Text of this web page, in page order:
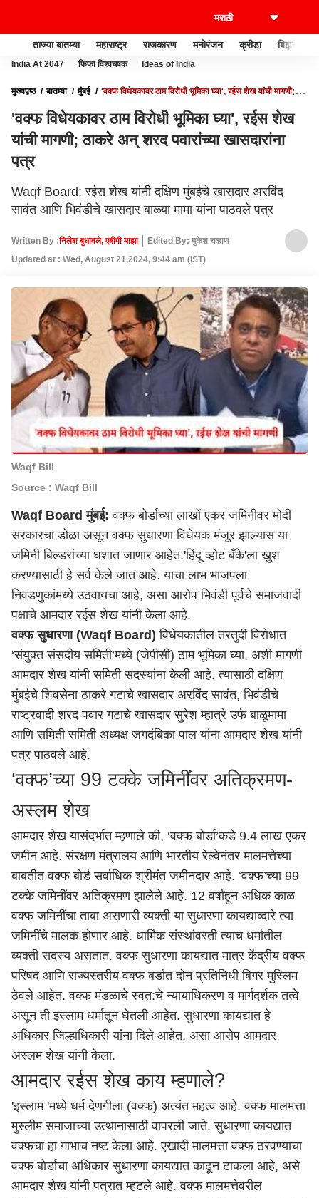
ताज्या बातम्या महाराष्ट्र राजकारण मनोरंजन क्रीडा बिझनेस
India At 2047 फिफा विश्वचषक Ideas of India
मुख्यपृष्ठ बातम्या मुंबई
'वक्फ विधेयकावर ठाम विरोधी भूमिका घ्या', रईस शेख यांची मागणी;
'वक्फ विधेयकावर ठाम विरोधी भूमिका घ्या', रईस शेख
यांची मागणी; ठाकरे अन् शरद पवारांच्या खासदारांना
पत्र
Waqf Board: रईस शेख यांनी दक्षिण मुंबईचे खासदार अरविंद
सावंत आणि भिवंडीचे खासदार बाळ्या मामा यांना पाठवले पत्र
Written By :निलेश बुधावले, एबीपी माझा
Edited By: मुकेश चव्हाण
Updated at : Wed, August 21,2024, 9:44 am (IST)
Waqf Bill
Source : Waqf Bill
Waqf Board मुंबई: वक्फ बोर्डाच्या लाखों एकर जमिनीवर मोदी
सरकारचा डोळा असून वक्फ सुधारणा विधेयक मंजूर झाल्यास या
जमिनी बिल्डरांच्या घशात जाणार आहेत.'हिंदू व्होट बँके'ला खुश
करण्यासाठी हे सर्व केले जात आहे. याचा लाभ भाजपला
निवडणुकांमध्ये उठवायचा आहे, असा आरोप भिवंडी पूर्वचे समाजवादी
पक्षाचे आमदार रईस शेख यांनी केला आहे.
वक्फ सुधारणा (Waqf Board) विधेयकातील तरतुदी विरोधात
‘संयुक्त संसदीय समिती’मध्ये (जेपीसी) ठाम भूमिका घ्या, अशी मागणी
आमदार शेख यांनी समिती सदस्यांना केली आहे. त्यासाठी दक्षिण
मुंबईचे शिवसेना ठाकरे गटाचे खासदार अरविंद सावंत, भिवंडीचे
राष्ट्रवादी शरद पवार गटाचे खासदार सुरेश म्हात्रे उर्फ बाळूमामा
आणि समिती समिती अध्यक्ष जगदंबिका पाल यांना आमदार शेख यांनी
पत्र पाठवले आहे.
‘वक्फ’च्या 99 टक्के जमिनींवर अतिक्रमण-
अस्लम शेख
आमदार शेख यासंदर्भात म्हणाले की, ‘वक्फ बोर्डा’कडे 9.4 लाख एकर
जमीन आहे. संरक्षण मंत्रालय आणि भारतीय रेल्वेनंतर मालमत्तेच्या
बाबतीत वक्फ बोर्ड सर्वाधिक श्रीमंत जमीनदार आहे. ‘वक्फ’च्या 99
टक्के जमिनींवर अतिक्रमण झालेले आहे. 12 वर्षांहून अधिक काळ
वक्फ जमिनींचा ताबा असणारी व्यक्ती या सुधारणा कायद्याव्दारे त्या
जमिनींचे मालक होणार आहे. धार्मिक संस्थांवरती त्याच धर्मातील
व्यक्ती सदस्य असतात. वक्फ सुधारणा कायद्यात मात्र केंद्रीय वक्फ
परिषद आणि राज्यस्तरीय वक्फ बर्डात दोन प्रतिनिधी बिगर मुस्लिम
ठेवले आहेत. वक्फ मंडळाचे स्वत:चे न्यायाधिकरण व मार्गदर्शक तत्वे
असून ती इस्लाम धर्मातून घेतली आहेत. सुधारणा कायद्यात हे
अधिकार जिल्हाधिकारी यांना दिले आहेत, असा आरोप आमदार
अस्लम शेख यांनी केला.
आमदार रईस शेख काय म्हणाले?
'इस्लाम 'मध्ये धर्म देणगीला (वक्फ) अत्यंत महत्व आहे. वक्फ मालमत्ता
मुस्लीम समाजाच्या उत्थानासाठी वापरली जाते. सुधारणा कायद्यात
वक्फचा हा गाभाच नष्ट केला आहे. एखादी मालमत्ता वक्फ ठरवण्याचा
वक्फ बोर्डाचा अधिकार सुधारणा कायद्यात काढून टाकला आहे, असे
आमदार शेख यांनी पत्रात म्हटले आहे. वक्फ मालमत्तेवरील